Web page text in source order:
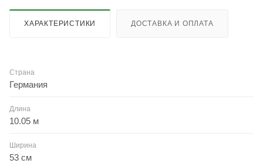
ХАРАКТЕРИСТИКИ ДОСТАВКА И ОПЛАТА
Страна
Германия
Длина
10.05 м
Ширина
53 см